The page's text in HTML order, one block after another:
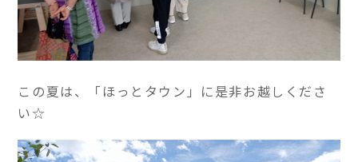
この夏は、「ほっとタウン」に是非お越しくださ
い☆